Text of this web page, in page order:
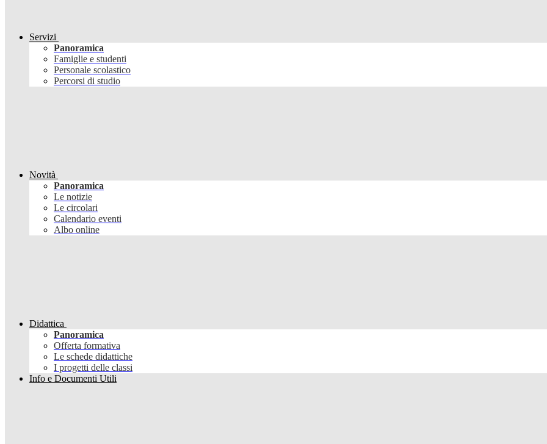
Servizi
Panoramica
Famiglie e studenti
Personale scolastico
Percorsi di studio
Novità
Panoramica
Le notizie
Le circolari
Calendario eventi
Albo online
Didattica
Panoramica
Offerta formativa
Le schede didattiche
I progetti delle classi
Info e Documenti Utili